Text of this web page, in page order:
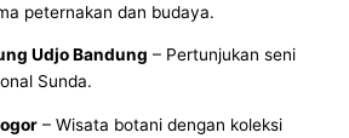
peternakan dan budaya.
Udjo Bandung – Pertunjukan seni
Sunda.
– Wisata botani dengan koleksi